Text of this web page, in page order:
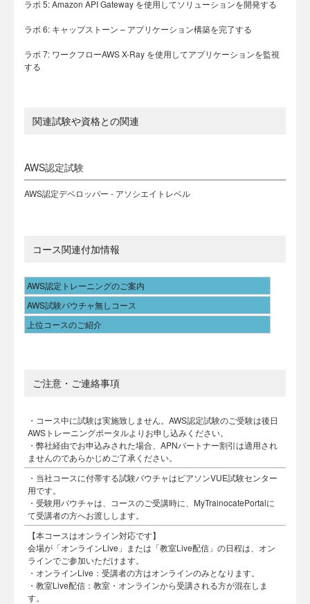
ラボ 5: Amazon API Gateway を使用してソリューションを開発する
ラボ 6: キャップストーン – アプリケーション構築を完了する
ラボ 7: ワークフローAWS X-Ray を使用してアプリケーションを監視
する
関連試験や資格との関連
AWS認定試験
AWS認定デベロッパー - アソシエイトレベル
コース関連付加情報
AWS認定トレーニングのご案内
AWS試験バウチャ無しコース
上位コースのご紹介
ご注意・ご連絡事項
・コース中に試験は実施致しません。AWS認定試験のご受験は後日
AWSトレーニングポータルよりお申し込みください。
・弊社経由でお申込みされた場合、APNパートナー割引は適用され
ませんのであらかじめご了承ください。
・当社コースに付帯する試験バウチャはピアソンVUE試験センター
用です。
・受験用バウチャは、コースのご受講時に、MyTrainocatePortalに
て受講者の方へお渡しします。
【本コースはオンライン対応です】
会場が「オンラインLive」または「教室Live配信」の日程は、オン
ラインでご参加いただけます。
・オンラインLive：受講者の方はオンラインのみとなります。
・教室Live配信：教室・オンラインから受講される方が混在しま
す。